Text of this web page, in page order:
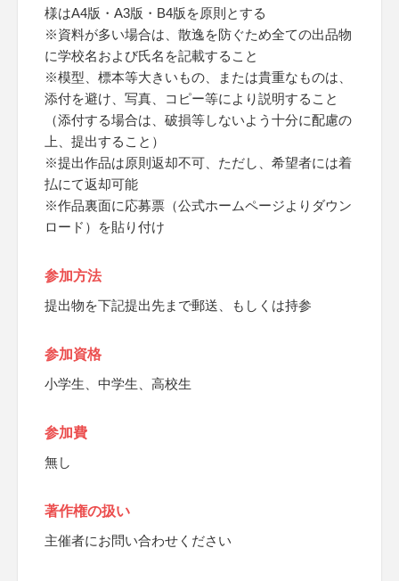
様はA4版・A3版・B4版を原則とする
※資料が多い場合は、散逸を防ぐため全ての出品物
に学校名および氏名を記載すること
※模型、標本等大きいもの、または貴重なものは、
添付を避け、写真、コピー等により説明すること
（添付する場合は、破損等しないよう十分に配慮の
上、提出すること）
※提出作品は原則返却不可、ただし、希望者には着
払にて返却可能
※作品裏面に応募票（公式ホームページよりダウン
ロード）を貼り付け
参加方法
提出物を下記提出先まで郵送、もしくは持参
参加資格
小学生、中学生、高校生
参加費
無し
著作権の扱い
主催者にお問い合わせください